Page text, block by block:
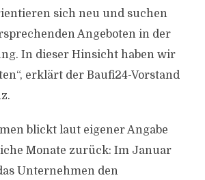
sich neu und suchen
Angeboten in der
In dieser Hinsicht haben wir
erklärt der Baufi24-Vorstand
blickt laut eigener Angabe
Monate zurück: Im Januar
Unternehmen den